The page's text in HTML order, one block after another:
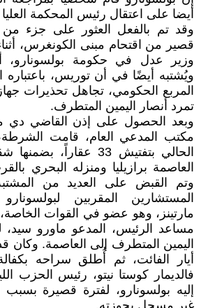
أيضا على اعتقال رئيس المحكمة
وقد تم بالفعل العثور على جزء
قصير من اقتحام مبنى الكونغرس،
وزير عدل في حكومة بولسونارو،
ويُشتبه أيضًا في أن توريس،
المربع الحكومي، تجاهل تحذيرات
تمرد أنصار اليمين المتطرف.
وبعد الحصول على إذن القاضي دي
مكتب المدعي العام، قامت
الحالي بتفتيش 33 عقاراً،
العاصمة برازيليا ومنزله البحري
وتم القبض على العديد من
المستشارين المقربين لبولسونارو
مارتينز، وهو عضو في القوات
مساعد الرئيس، المدعو ماورو سيد،
اليمين المتطرف إلى العاصمة. وكان
أيار الفائت، ثم أُطلق سراحه
فالديمار كوستا نيتو، رئيس الحزب
إليه بولسونارو، لفترة قصيرة